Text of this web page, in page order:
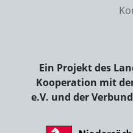
Ein Projekt des
Kooperation mit
e.V. und der